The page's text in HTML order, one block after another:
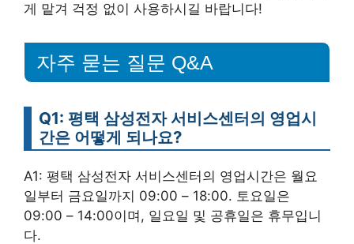
게 맡겨 걱정 없이 사용하시길 바랍니다!
자주 묻는 질문 Q&A
Q1: 평택 삼성전자 서비스센터의 영업시
간은 어떻게 되나요?
A1: 평택 삼성전자 서비스센터의 영업시간은 월요
일부터 금요일까지 09:00 – 18:00. 토요일은
09:00 – 14:00이며, 일요일 및 공휴일은 휴무입니
다.